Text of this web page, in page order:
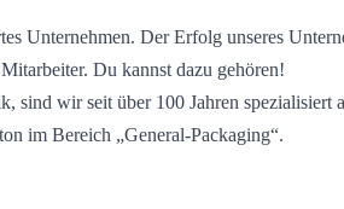
Unternehmen. Der Erfolg unseres
Du kannst dazu gehören!
sind wir seit über 100 Jahren spezialisiert
im Bereich „General-Packaging“.